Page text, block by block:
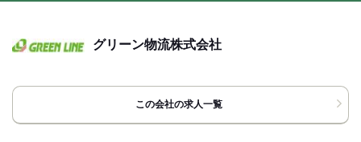
▼TELからのご応募、お問い合わせについて
※受付時間 9：00～18：00
いただけるとスムーズです。
※応募はできればWEBからでお願いします！
グリーン物流株式会社
この会社の求人一覧